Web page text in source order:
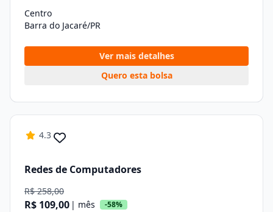
Centro
Barra do Jacaré/PR
Ver mais detalhes
Quero esta bolsa
4.3
Redes de Computadores
R$ 258,00
R$ 109,00 | mês -58%